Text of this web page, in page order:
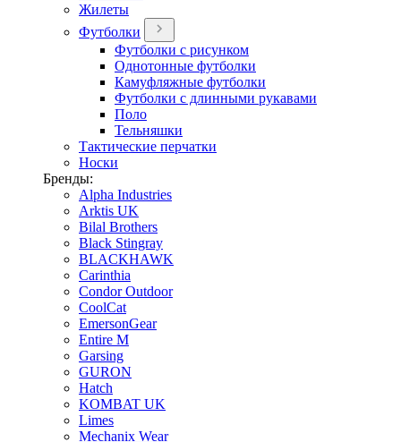
Жилеты
Футболки
Футболки с рисунком
Однотонные футболки
Камуфляжные футболки
Футболки с длинными рукавами
Поло
Тельняшки
Тактические перчатки
Носки
Бренды:
Alpha Industries
Arktis UK
Bilal Brothers
Black Stingray
BLACKHAWK
Carinthia
Condor Outdoor
CoolCat
EmersonGear
Entire M
Garsing
GURON
Hatch
KOMBAT UK
Limes
Mechanix Wear